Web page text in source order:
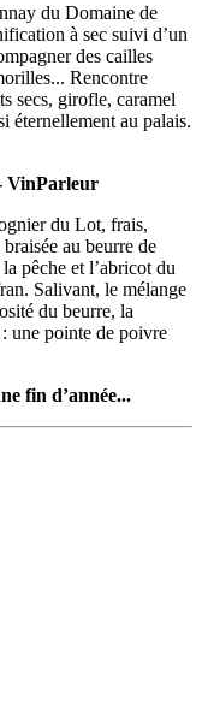
du Domaine de
à sec suivi d’un
des cailles
Rencontre
secs, girofle, caramel
éternellement au palais.
VinParleur
du Lot, frais,
au beurre de
pêche et l’abricot du
Salivant, le mélange
du beurre, la
une pointe de poivre
fin d’année...